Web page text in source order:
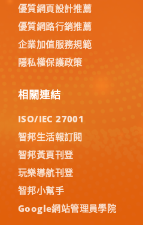
優質網頁設計推薦
優質網路行銷推薦
企業加值服務規範
隱私權保護政策
相關連結
ISO/IEC 27001
智邦生活報訂閱
智邦黃頁刊登
玩樂導航刊登
智邦小幫手
Google網站管理員學院